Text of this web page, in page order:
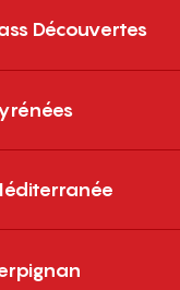
Découvertes